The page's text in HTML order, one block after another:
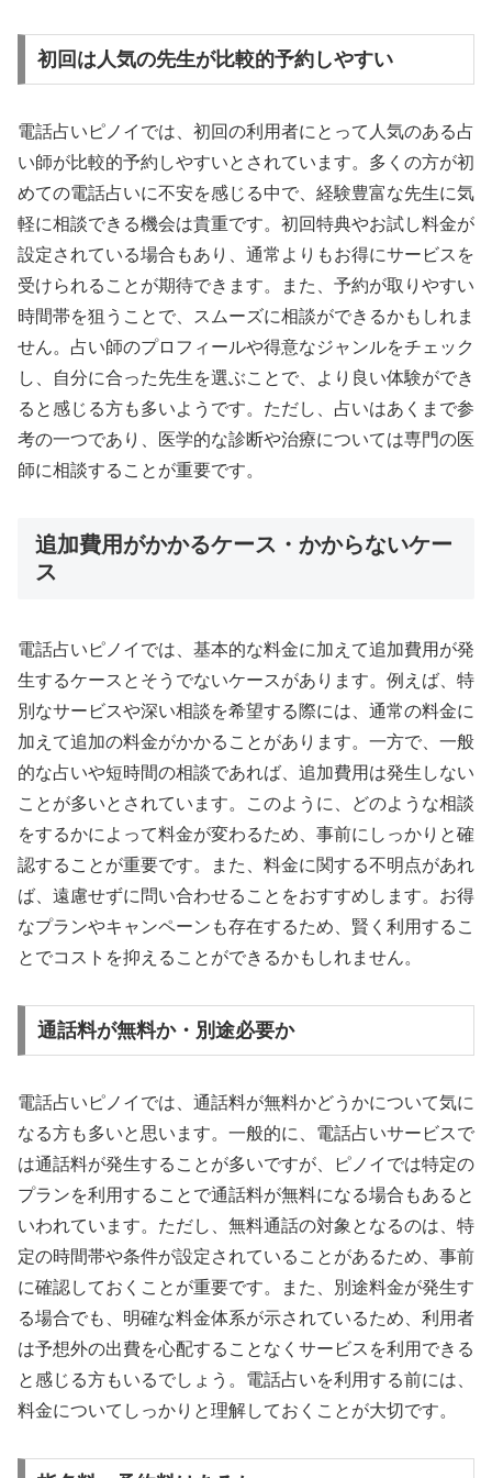
初回は人気の先生が比較的予約しやすい
電話占いピノイでは、初回の利用者にとって人気のある占
い師が比較的予約しやすいとされています。多くの方が初
めての電話占いに不安を感じる中で、経験豊富な先生に気
軽に相談できる機会は貴重です。初回特典やお試し料金が
設定されている場合もあり、通常よりもお得にサービスを
受けられることが期待できます。また、予約が取りやすい
時間帯を狙うことで、スムーズに相談ができるかもしれま
せん。占い師のプロフィールや得意なジャンルをチェック
し、自分に合った先生を選ぶことで、より良い体験ができ
ると感じる方も多いようです。ただし、占いはあくまで参
考の一つであり、医学的な診断や治療については専門の医
師に相談することが重要です。
追加費用がかかるケース・かからないケー
ス
電話占いピノイでは、基本的な料金に加えて追加費用が発
生するケースとそうでないケースがあります。例えば、特
別なサービスや深い相談を希望する際には、通常の料金に
加えて追加の料金がかかることがあります。一方で、一般
的な占いや短時間の相談であれば、追加費用は発生しない
ことが多いとされています。このように、どのような相談
をするかによって料金が変わるため、事前にしっかりと確
認することが重要です。また、料金に関する不明点があれ
ば、遠慮せずに問い合わせることをおすすめします。お得
なプランやキャンペーンも存在するため、賢く利用するこ
とでコストを抑えることができるかもしれません。
通話料が無料か・別途必要か
電話占いピノイでは、通話料が無料かどうかについて気に
なる方も多いと思います。一般的に、電話占いサービスで
は通話料が発生することが多いですが、ピノイでは特定の
プランを利用することで通話料が無料になる場合もあると
いわれています。ただし、無料通話の対象となるのは、特
定の時間帯や条件が設定されていることがあるため、事前
に確認しておくことが重要です。また、別途料金が発生す
る場合でも、明確な料金体系が示されているため、利用者
は予想外の出費を心配することなくサービスを利用できる
と感じる方もいるでしょう。電話占いを利用する前には、
料金についてしっかりと理解しておくことが大切です。